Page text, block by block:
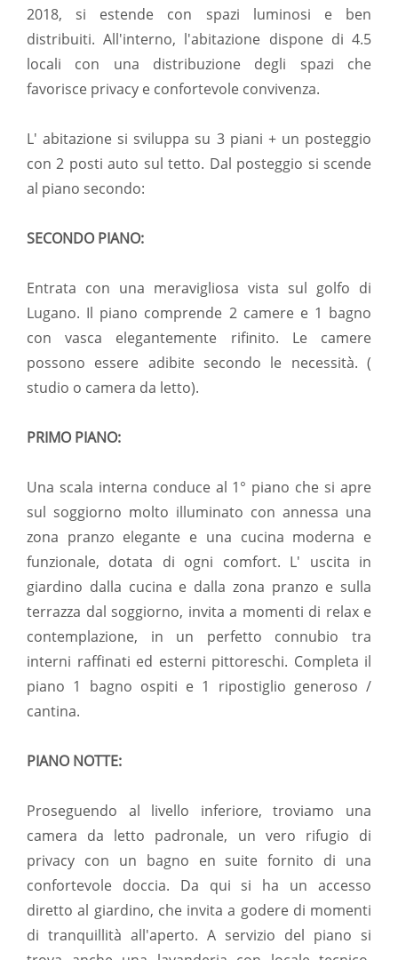
2018, si estende con spazi luminosi e ben
distribuiti. All'interno, l'abitazione dispone di 4.5
locali con una distribuzione degli spazi che
favorisce privacy e confortevole convivenza.
L' abitazione si sviluppa su 3 piani + un posteggio
con 2 posti auto sul tetto. Dal posteggio si scende
al piano secondo:
SECONDO PIANO:
Entrata con una meravigliosa vista sul golfo di
Lugano. Il piano comprende 2 camere e 1 bagno
con vasca elegantemente rifinito. Le camere
possono essere adibite secondo le necessità. (
studio o camera da letto).
PRIMO PIANO:
Una scala interna conduce al 1° piano che si apre
sul soggiorno molto illuminato con annessa una
zona pranzo elegante e una cucina moderna e
funzionale, dotata di ogni comfort. L' uscita in
giardino dalla cucina e dalla zona pranzo e sulla
terrazza dal soggiorno, invita a momenti di relax e
contemplazione, in un perfetto connubio tra
interni raffinati ed esterni pittoreschi. Completa il
piano 1 bagno ospiti e 1 ripostiglio generoso /
cantina.
PIANO NOTTE:
Proseguendo al livello inferiore, troviamo una
camera da letto padronale, un vero rifugio di
privacy con un bagno en suite fornito di una
confortevole doccia. Da qui si ha un accesso
diretto al giardino, che invita a godere di momenti
di tranquillità all'aperto. A servizio del piano si